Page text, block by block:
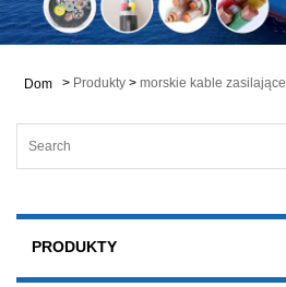
Dom > Produkty > morskie kable zasilające
PRODUKTY